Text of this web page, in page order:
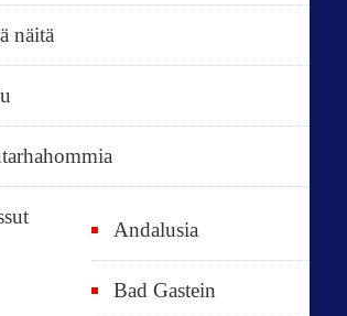
näitä
Andalusia
Bad Gastein